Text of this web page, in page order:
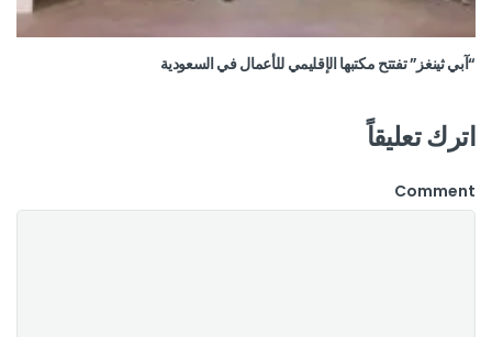
“آبي ثينغز” تفتتح مكتبها الإقليمي للأعمال في السعودية
اترك تعليقاً
Comment